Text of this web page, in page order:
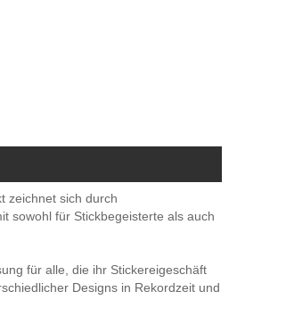
zeichnet sich durch
sowohl für Stickbegeisterte als auch
für alle, die ihr Stickereigeschäft
Designs in Rekordzeit und